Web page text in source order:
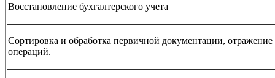
Восстановление бухгалтерского учета
Сортировка и обработка первичной документации,
операций.